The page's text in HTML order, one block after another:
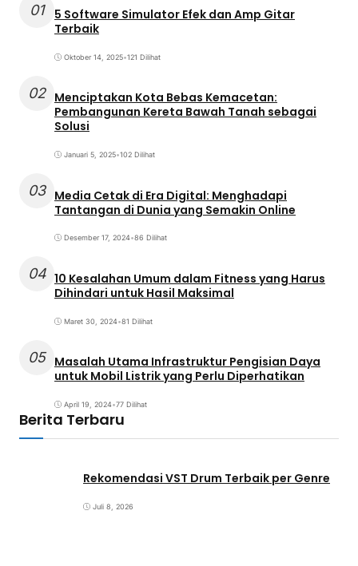
01
5 Software Simulator Efek dan Amp Gitar
Terbaik
Oktober 14, 2025•121 Dilihat
02 Menciptakan Kota Bebas Kemacetan:
Pembangunan Kereta Bawah Tanah sebagai
Solusi
Januari 5, 2025•102 Dilihat
03 Media Cetak di Era Digital: Menghadapi
Tantangan di Dunia yang Semakin Online
Desember 17, 2024•86 Dilihat
04 10 Kesalahan Umum dalam Fitness yang Harus
Dihindari untuk Hasil Maksimal
Maret 30, 2024•81 Dilihat
05 Masalah Utama Infrastruktur Pengisian Daya
untuk Mobil Listrik yang Perlu Diperhatikan
April 19, 2024•77 Dilihat
Berita Terbaru
Rekomendasi VST Drum Terbaik per Genre
Juli 8, 2026